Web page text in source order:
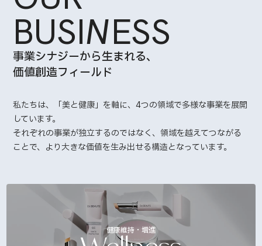
BUSINESS
事業シナジーから生まれる、
価値創造フィールド
私たちは、「美と健康」を軸に、4つの領域で多様な事業を展開
しています。
それぞれの事業が独立するのではなく、領域を越えてつながる
ことで、より大きな価値を生み出せる構造となっています。
健康維持・増進